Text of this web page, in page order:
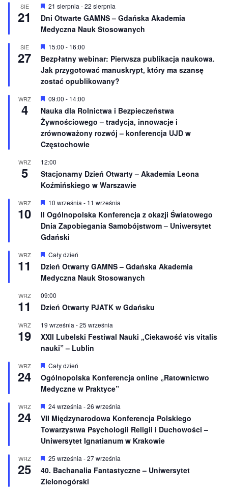
SIE
21
W
r
ó
n
o
n
e
21 sierpnia -22 sierpnia
Dni Otwarte GAMNS – Gdańska Akademia
Medyczna Nauk Stosowanych
SIE
27
W
r
ó
ż
n
i
o
n
e
15:00 - 16:00
Bezpłatny webinar: Pierwsza publikacja naukowa.
Jak przygotować manuskrypt, który ma szansę
zostać opublikowany?
WRZ
4
W
r
ó
ż
n
i
n
e
09:00 - 14:00
Nauka dla Rolnictwa i Bezpieczeństwa
Żywnościowego – tradycja, innowacje i
zrównoważony rozwój – konferencja UJD w
Częstochowie
WRZ
5
12:00
Stacjonarny Dzień Otwarty – Akademia Leona
Koźmińskiego w Warszawie
WRZ
10
W
y
r
ó
ż
n
o
n
e
10 września - 11 września
II Ogólnopolska Konferencja z okazji Światowego
Dnia Zapobiegania Samobójstwom – Uniwersytet
Gdański
WRZ
11
W
y
r
ó
n
o
e
Cały dzień
Dzień Otwarty GAMNS – Gdańska Akademia
Medyczna Nauk Stosowanych
WRZ
11
09:00
Dzień Otwarty PJATK w Gdańsku
WRZ
19
19 września -25 września
XXII Lubelski Festiwal Nauki „Ciekawość vis vitalis
nauki” – Lublin
WRZ
24
W
r
ó
n
i
o
n
e
Cały dzień
Ogólnopolska Konferencja online „Ratownictwo
Medyczne w Praktyce”
WRZ
24
W
y
r
ó
ż
n
i
o
n
e
24 września -26 września
VII Międzynarodowa Konferencja Polskiego
Towarzystwa Psychologii Religii i Duchowości –
Uniwersytet Ignatianum w Krakowie
WRZ
25
W
r
ó
25 września -27 września
40. Bachanalia Fantastyczne – Uniwersytet
Zielonogórski